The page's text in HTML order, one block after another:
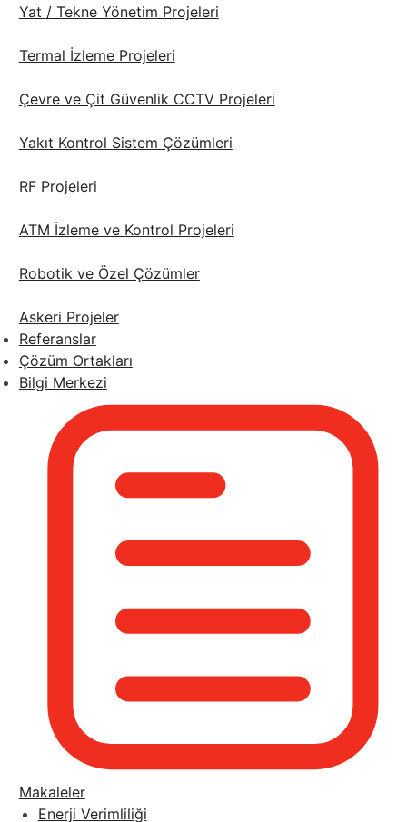
Yat / Tekne Yönetim Projeleri
Termal İzleme Projeleri
Çevre ve Çit Güvenlik CCTV Projeleri
Yakıt Kontrol Sistem Çözümleri
RF Projeleri
ATM İzleme ve Kontrol Projeleri
Robotik ve Özel Çözümler
Askeri Projeler
Referanslar
Çözüm Ortakları
Bilgi Merkezi
Makaleler
Enerji Verimliliği